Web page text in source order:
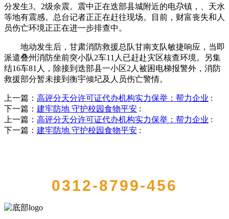
分发生3。2级余震。震中正在迭部县城附近的电尕镇，、天水
等地有震感。总台记者正正在赶往现场。目前，财富丧失和人
员伤亡环境正正在进一步排查中。
地动发生后，甘肃消防救援总队甘南支队敏捷响应，当即
派遣叠州消防坐前突小队2车11人已赶赴灾区核查环境。另集
结16车81人，除接到迭部县一小区2人被困电梯报警外，消防
救援部分暂未接到衡宇倾圮及人员伤亡警情。
上一篇： 高评分天分许可证代办机构实力保举：帮力企业 :
下一篇： 建牢防地 守护校园食物平安 :
上一篇： 高评分天分许可证代办机构实力保举：帮力企业 :
下一篇： 建牢防地 守护校园食物平安 :
0312-8799-456